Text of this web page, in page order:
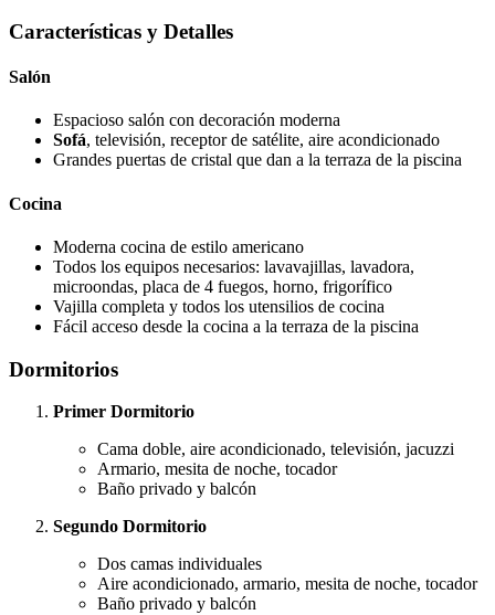
Características y Detalles
Salón
Espacioso salón con decoración moderna
Sofá, televisión, receptor de satélite, aire acondicionado
Grandes puertas de cristal que dan a la terraza de la piscina
Cocina
Moderna cocina de estilo americano
Todos los equipos necesarios: lavavajillas, lavadora,
microondas, placa de 4 fuegos, horno, frigorífico
Vajilla completa y todos los utensilios de cocina
Fácil acceso desde la cocina a la terraza de la piscina
Dormitorios
Primer Dormitorio
Cama doble, aire acondicionado, televisión, jacuzzi
Armario, mesita de noche, tocador
Baño privado y balcón
Segundo Dormitorio
Dos camas individuales
Aire acondicionado, armario, mesita de noche, tocador
Baño privado y balcón